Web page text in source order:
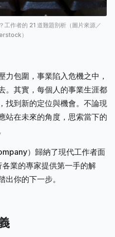
工作者的 21 道難題剖析（圖片來源／
）
力包圍，事業陷入危機之中，
。其實，每個人的事業生涯都
找到新的定位與機會。不論現
站在未來的角度，思索當下的
）歸納了現代工作者面
業的專家提供第一手的解
你的下一步。